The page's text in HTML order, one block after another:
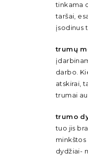
tinkama
taršai,
įsodinus
trumų
darbo.
atskirai,
trumai
trumo
tuo jis
minkštos
dydžiai-